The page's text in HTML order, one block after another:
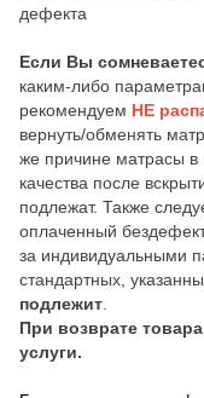
дефекта
Если Вы
каким-либо
рекомендуем НЕ
вернуть/обменять
же причине матрасы в
качества после
подлежат. Также
оплаченный
за индивидуальными
стандартных,
подлежит
При возврате
услуги.